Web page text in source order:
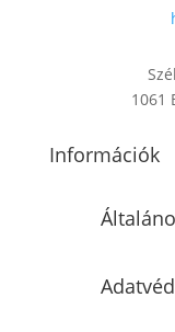
1061
Információk